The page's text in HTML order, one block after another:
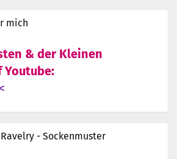
mich
& der Kleinen
- Sockenmuster